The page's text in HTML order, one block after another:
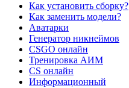
Как установить сборку?
Как заменить модели?
Аватарки
Генератор никнеймов
CSGO онлайн
Тренировка АИМ
CS онлайн
Информационный